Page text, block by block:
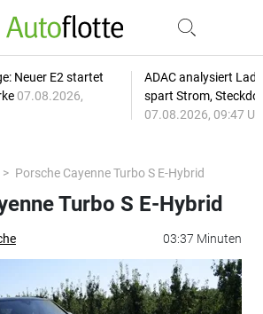
Neuer E2 startet
07.08.2026,
ADAC analysiert
spart Strom,
07.08.2026, 09:47
Porsche Cayenne Turbo S E-Hybrid
03:37 Minuten
Turbo S E-Hybrid